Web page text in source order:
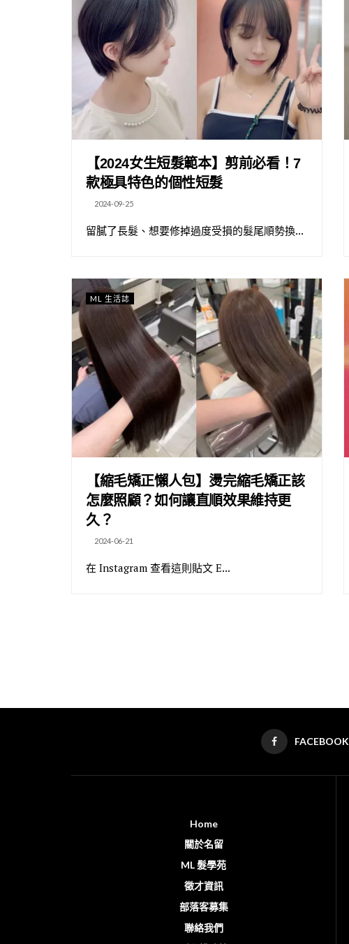
【2024女生短髮範本】剪前必看！7
款極具特色的個性短髮
2024-09-25
留膩了長髮、想要修掉過度受損的髮尾順勢換...
ML 生活誌
【縮毛矯正懶人包】燙完縮毛矯正該
怎麼照顧？如何讓直順效果維持更
久？
2024-06-21
在 Instagram 查看這則貼文 E...
FACEBOOK
Home
關於名留
ML 髮學苑
徵才資訊
部落客募集
聯絡我們